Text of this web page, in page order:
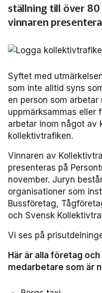
Bussdepå­
Chefer
Försäljning
Järnväg
Kommunikation
Miljö­
Serviceresor
Tillgänglighet
Trafikutveckling
Trygghet och säkerhet
Skolskjutsen.se
Studentkonceptet
FRIDA miljö- och
Bli associerad medlem
Medlemszon
Affärs­nätverket
Affärs­nätverket 2025
Affärs­nätverket 2024
Affärs­nätverket 2023
Affärs­nätverket 2022
Användargrupp Anbaro
Användargrupp
Nationellt material
Lokalt material Buss
Användarträffar buss
Användargrupp
Nationellt material
Lokalt material
Användarträffar
Användargrupp Kollbar
Biljettkontroll­nätverket
Biljettkontroll­nätverket
Biljettkontroll­nätverket
Bussdepå­nätverket
Bussdepå­nätverket
Chefs­nätverket
Järnväg
Serviceresor
Upphandlingar
Webbinarier
Personalförsörjning
Attraktivare
Nyheter
Debattartiklar
Frågor vi driver
Rapporter
Kollektivtrafikens
Remissvar
Aktiviteter och event
Almedalen
Persontrafik
A-Ö
Om oss
Organisation
Kontakta oss
Historik
Information om
Medlemszon
ställning till över
vinnaren
Syftet med
som inte alltid syns
en person som
uppmärksammas eller
arbetar inom något av
kollektivtrafiken.
Vinnaren av
presenteras på
november. Juryn
organisationer som
Bussföretag,
och Svensk
Vi ses på
Här är alla företag
medarbetare som är